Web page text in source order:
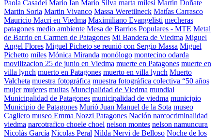
Paola Casadei Mario Ian Mario Silva marta milesi Martín Doñate
Martin Soria Martin Vivanco Massa Weretilneck Matías Carrasco
Mauricio Macri en Viedma Maximiliano Evangelisti mecheras
patagones medio ambiente Mesa de Barrios Populares - MTE Metal
de Barrio en Carmen de Patagones Mi Bandera de Viedma Miguel
Angel Flores Miguel Picheto se reunió con Sergio Massa Miguel
Pichetto miles Mónica Miranda monólogo montecino odarda
movilizacion 25 de junio en Viedma muerte en Patagones muerte en
villa lynch muerto en Patagones muerto en villa lynch Muerto
Valcheta muestra fotográfica muestra fotográfica colectiva “50 años
mujer mujeres multas Muncipalidad de Viedma mundial
Municipalidad de Patagones municipalidad de viedma municipio
Municipio de Patagones Murió Juan Manuel de la Sota museo
Cagliero museo Emma Nozzi Patagones Nación narcocriminalidad
viedma narcotrafico choele choel nelson montes nelson namuncura
Nicolás García Nicolas Peral Nilda Nervi de Belloso Noche de los